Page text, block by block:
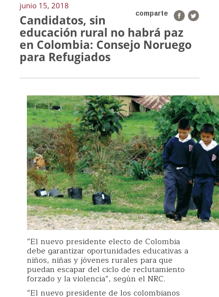
junio 15, 2018
comparte
Candidatos, sin
educación rural no habrá paz
en Colombia: Consejo Noruego
para Refugiados
“El nuevo presidente electo de Colombia
debe garantizar oportunidades educativas a
niños, niñas y jóvenes rurales para que
puedan escapar del ciclo de reclutamiento
forzado y la violencia”, según el NRC.
“El nuevo presidente de los colombianos